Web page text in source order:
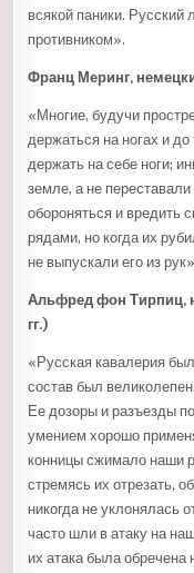
всякой паники. Русский
противником».
Франц Меринг,
«Многие, будучи
держаться на ногах и
держать на себе ноги;
земле, а не
обороняться и вредить
рядами, но когда их
не выпускали его из
Альфред фон Тирпиц,
гг.)
«Русская кавалерия
состав был
Ее дозоры и разъезды
умением хорошо
конницы сжимало наши
стремясь их отрезать,
никогда не уклонялась
часто шли в атаку на
их атака была